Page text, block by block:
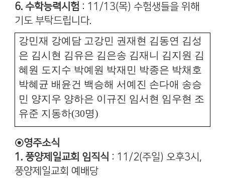
6. 수학능력시험 : 11/13(목) 수험생들을 위해
기도 부탁드립니다.
강민재 강예담 고강민 권재현 김동연 김성
은 김시현 김유은 김은송 김재니 김지원 김
혜원 도지수 박예원 박재민 박종은 박채호
박혜균 배윤건 백승해 서예진 손다애 송승
민 양지우 양하은 이규진 임서현 임우현 조
유준 지동하(30명)
◉영주소식
1. 풍양제일교회 임직식 : 11/2(주일) 오후3시,
풍양제일교회 예배당